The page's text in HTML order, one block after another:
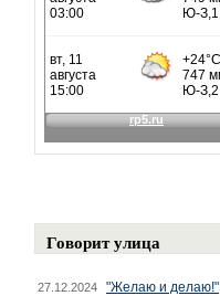
Говорит улица
27.12.2024 "Желаю и делаю!"